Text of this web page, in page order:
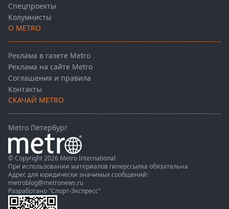
Спецпроекты
Колумнисты
О METRO
Реклама в газете Metro
Реклама на сайте Metro
Соглашения и правила
Контакты
СКАЧАЙ METRO
Metro Петербург
© Copyright 2026 Metro International
При использовании материалов гиперссылка обязательна
Адрес для юридически значимых сообщений:
metroblog@metronews.ru
Разработано "Спорт-Экспресс"